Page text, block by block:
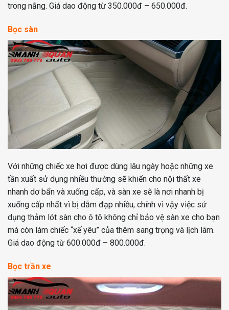
trong nắng. Giá dao động từ 350.000đ – 650.000đ.
Bọc sàn
Với những chiếc xe hơi được dùng lâu ngày hoặc những xe
tần xuất sử dụng nhiều thường sẽ khiến cho nội thất xe
nhanh dơ bẩn và xuống cấp, và sàn xe sẽ là nơi nhanh bị
xuống cấp nhất vì bị dẫm đạp nhiều, chính vì vậy việc sử
dụng thảm lót sàn cho ô tô không chỉ bảo vệ sàn xe cho bạn
mà còn làm chiếc “xế yêu” của thêm sang trọng và lịch lãm.
Giá dao động từ 600.000đ – 800.000đ.
Bọc trần xe